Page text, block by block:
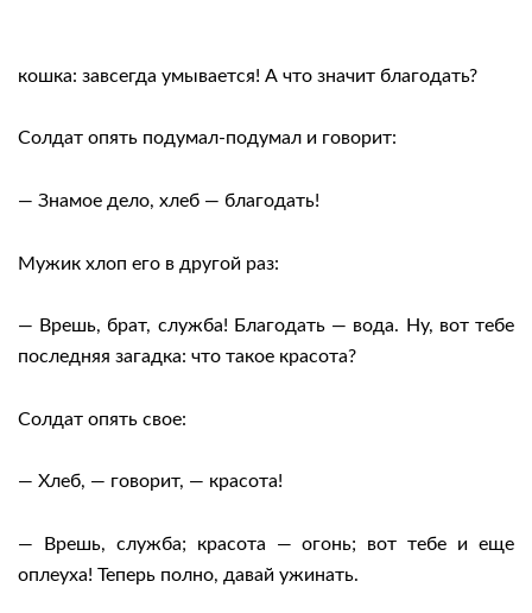
кошка: завсегда умывается! А что значит благодать?
Солдат опять подумал-подумал и говорит:
— Знамое дело, хлеб — благодать!
Мужик хлоп его в другой раз:
— Врешь, брат, служба! Благодать — вода. Ну, вот тебе
последняя загадка: что такое красота?
Солдат опять свое:
— Хлеб, — говорит, — красота!
— Врешь, служба; красота — огонь; вот тебе и еще
оплеуха! Теперь полно, давай ужинать.